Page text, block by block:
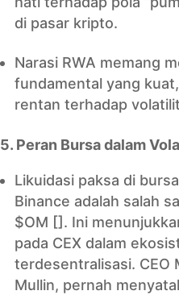
di pasar kripto.
Narasi RWA memang
fundamental yang
rentan terhadap
5. Peran Bursa dalam
Likuidasi paksa di
Binance adalah salah
$OM []. Ini
pada CEX dalam
terdesentralisasi. CEO
Mullin, pernah